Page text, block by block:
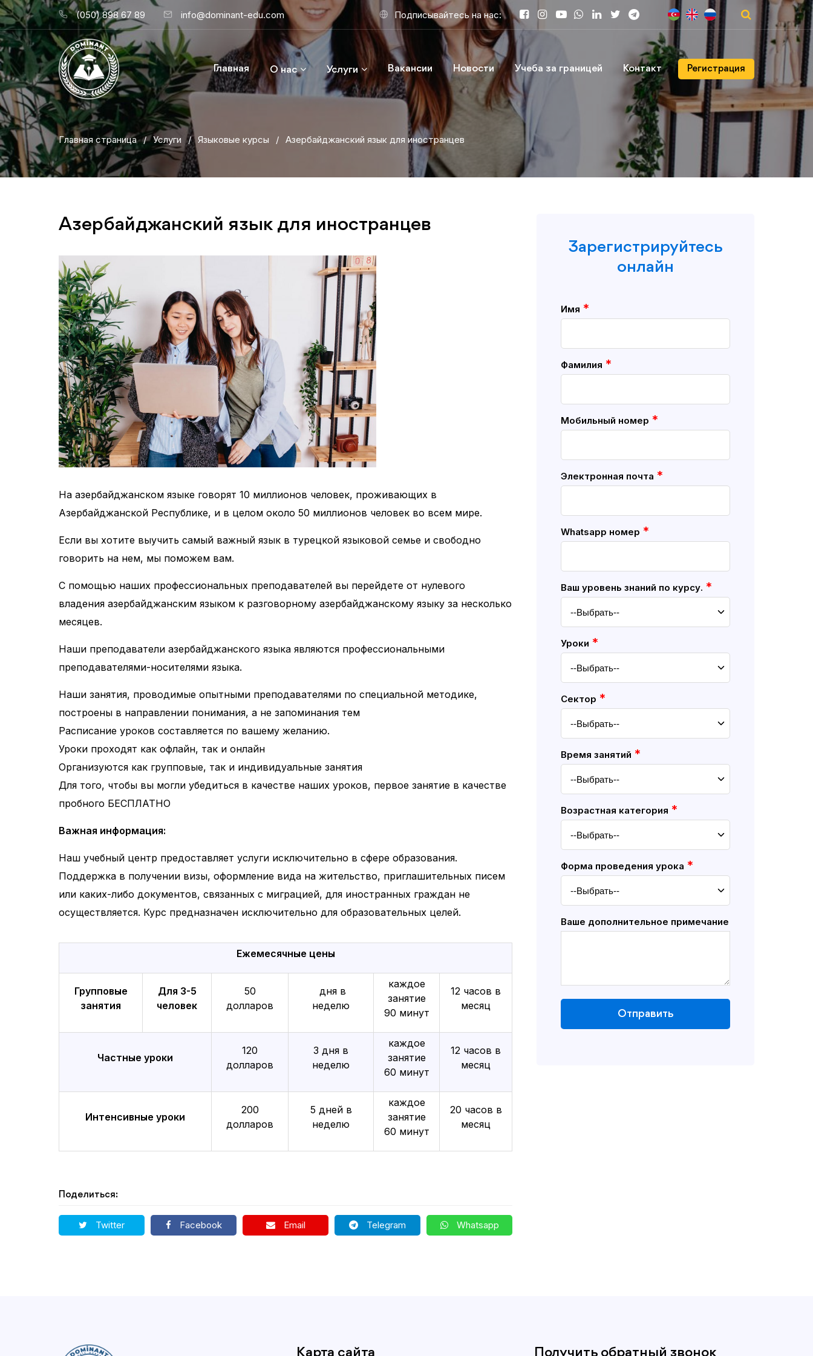
(050) 898 67 89 info@dominant-edu.com Подписывайтесь на нас:
Главная О нас Услуги Вакансии Новости Учеба за границей Контакт Регистрация
Главная страница / Услуги / Языковые курсы / Aзербайджанский язык для иностранцев
Зарегистрируйтесь
онлайн
Имя *
Фамилия *
Мобильный номер *
Электронная почта *
Whatsapp номер *
Ваш уровень знаний по курсу. *
Уроки *
Cектор *
Время занятий *
Возрастная категория *
Форма проведения урока *
Ваше дополнительное примечание
Отправить
Aзербайджанский язык для иностранцев
На азербайджанском языке говорят 10 миллионов человек, проживающих в
Азербайджанской Республике, и в целом около 50 миллионов человек во всем мире.
Если вы хотите выучить самый важный язык в турецкой языковой семье и свободно
говорить на нем, мы поможем вам.
С помощью наших профессиональных преподавателей вы перейдете от нулевого
владения азербайджанским языком к разговорному азербайджанскому языку за несколько
месяцев.
Наши преподаватели азербайджанского языка являются профессиональными
преподавателями-носителями языка.
Наши занятия, проводимые опытными преподавателями по специальной методике,
построены в направлении понимания, а не запоминания тем
Расписание уроков составляется по вашему желанию.
Уроки проходят как офлайн, так и онлайн
Организуются как групповые, так и индивидуальные занятия
Для того, чтобы вы могли убедиться в качестве наших уроков, первое занятие в качестве
пробного БЕСПЛАТНО
Важная информация:
Наш учебный центр предоставляет услуги исключительно в сфере образования.
Поддержка в получении визы, оформление вида на жительство, приглашительных писем
или каких-либо документов, связанных с миграцией, для иностранных граждан не
осуществляется. Курс предназначен исключительно для образовательных целей.
Ежемесячные цены
Групповые
занятия
Для 3-5
человек
50
долларов
дня в
неделю
каждое
занятие
90 минут
12 часов в
месяц
Частные уроки
120
долларов
3 дня в
неделю
каждое
занятие
60 минут
12 часов в
месяц
Интенсивные уроки
200
долларов
5 дней в
неделю
каждое
занятие
60 минут
20 часов в
месяц
Поделиться:
Twitter Facebook Email Telegram Whatsapp
Карта сайта Получить обратный звонок